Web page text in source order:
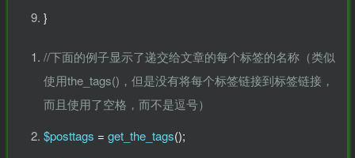
}
//下面的例子显示了递交给文章的每个标签的名称（类似
使用the_tags()，但是没有将每个标签链接到标签链接，
而且使用了空格，而不是逗号）
$posttags = get_the_tags();